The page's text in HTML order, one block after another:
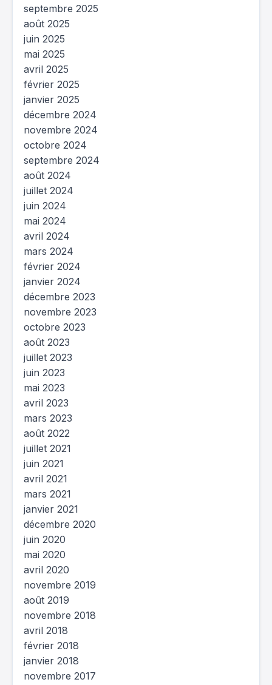
septembre 2025
août 2025
juin 2025
mai 2025
avril 2025
février 2025
janvier 2025
décembre 2024
novembre 2024
octobre 2024
septembre 2024
août 2024
juillet 2024
juin 2024
mai 2024
avril 2024
mars 2024
février 2024
janvier 2024
décembre 2023
novembre 2023
octobre 2023
août 2023
juillet 2023
juin 2023
mai 2023
avril 2023
mars 2023
août 2022
juillet 2021
juin 2021
avril 2021
mars 2021
janvier 2021
décembre 2020
juin 2020
mai 2020
avril 2020
novembre 2019
août 2019
novembre 2018
avril 2018
février 2018
janvier 2018
novembre 2017